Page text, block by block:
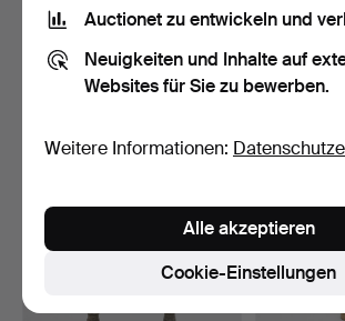
KERZENSTÄNDER. 3
Stück. Messing, Scandia
&…
3 Tage
Schätzwert
MARMOR,
5 Tage
Schätzwert
Auctionet zu entwickeln und
Neuigkeiten und Inhalte auf
Websites für Sie zu bewerben.
Weitere Informationen:
Cookie-Einstellungen
Alle akzeptieren